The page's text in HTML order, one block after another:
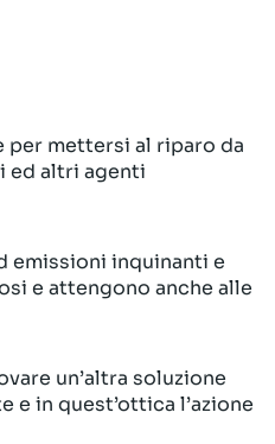
per mettersi al riparo da
ed altri agenti
emissioni inquinanti e
e attengono anche alle
un’altra soluzione
e in quest’ottica l’azione